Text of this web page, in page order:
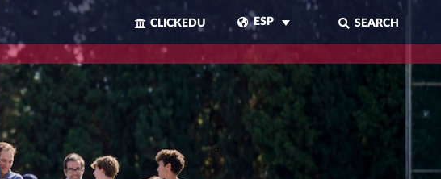
CLICKEDU ESP SEARCH
CERRAR